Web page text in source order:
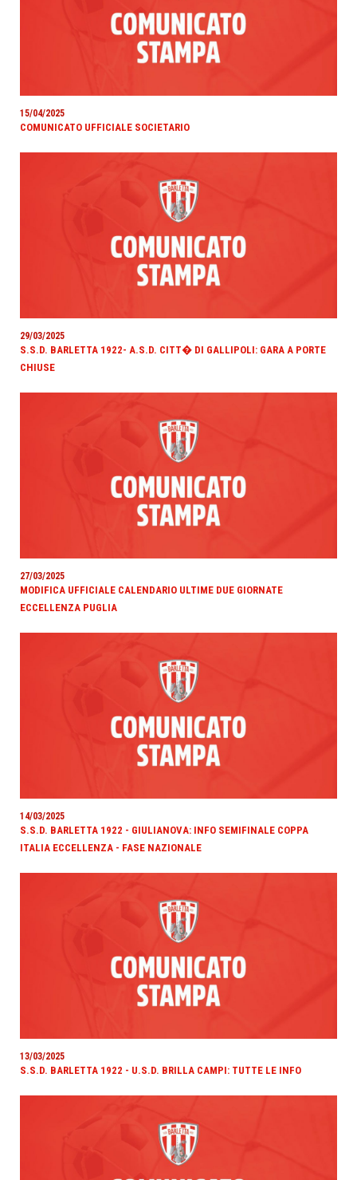
15/04/2025
COMUNICATO UFFICIALE SOCIETARIO
29/03/2025
S.S.D. BARLETTA 1922- A.S.D. CITT� DI GALLIPOLI: GARA A PORTE
CHIUSE
27/03/2025
MODIFICA UFFICIALE CALENDARIO ULTIME DUE GIORNATE
ECCELLENZA PUGLIA
14/03/2025
S.S.D. BARLETTA 1922 - GIULIANOVA: INFO SEMIFINALE COPPA
ITALIA ECCELLENZA - FASE NAZIONALE
13/03/2025
S.S.D. BARLETTA 1922 - U.S.D. BRILLA CAMPI: TUTTE LE INFO